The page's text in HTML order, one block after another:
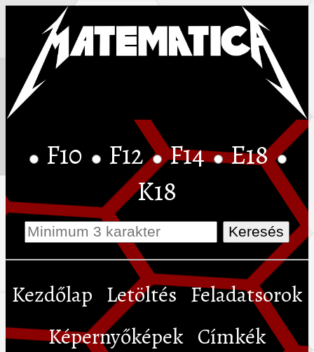
F10 F12 F14 E18
K18
Kezdőlap Letöltés Feladatsorok
Képernyőképek Címkék